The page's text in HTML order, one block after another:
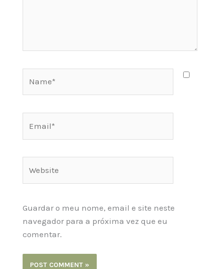
Guardar o meu nome, email e site neste
navegador para a próxima vez que eu
comentar.